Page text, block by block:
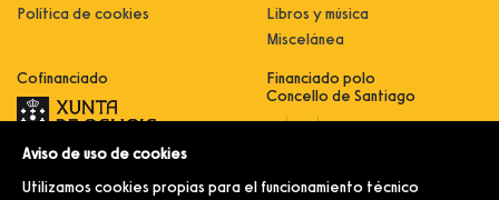
Política de cookies
Libros y música
Miscelánea
Cofinanciado
Innovación, dixitalización e
comercialización e expansión do
Financiado polo
Concello de Santiago
Aviso de uso de cookies
Utilizamos cookies propias para el funcionamiento técnico